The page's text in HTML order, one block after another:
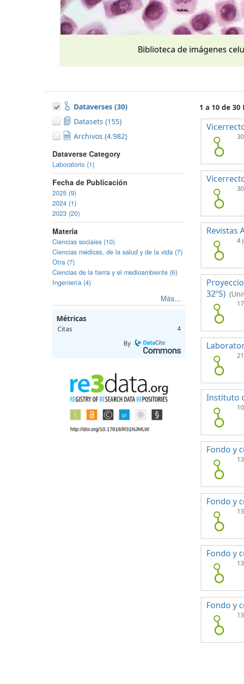
Biblioteca de imágenes
Dataverses (30)
Datasets (155)
Archivos (4.982)
Dataverse Category
Laboratorio (1)
Fecha de Publicación
2025 (9)
2024 (1)
2023 (20)
Materia
Ciencias sociales (10)
Ciencias médicas, de la salud y de la vida (7)
Otra (7)
Ciencias de la tierra y el medioambiente (6)
Ingeniería (4)
Más...
Métricas
Citas 4
By
1 a 10 de 30
Revistas
4
32ºS)
Instituto
Fondo y
Fondo y
Fondo y
Fondo y